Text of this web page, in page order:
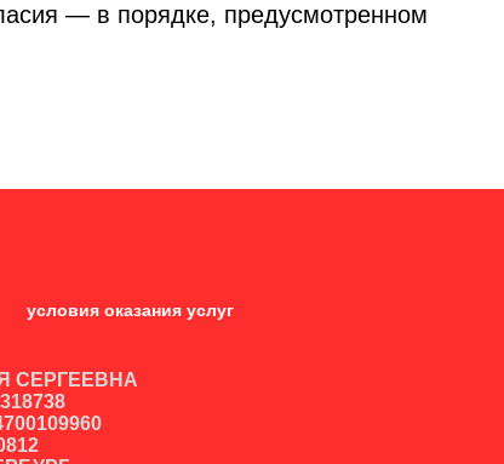
— в порядке, предусмотренном
условия оказания услуг
СЕРГЕЕВНА